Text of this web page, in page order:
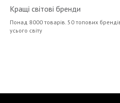
Кращі світові бренди
Понад 8000 товарів. 50 топових
усього світу